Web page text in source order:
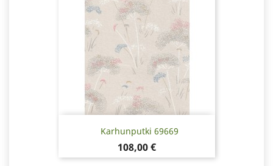
Karhunputki 69669
Pris
108,00 €